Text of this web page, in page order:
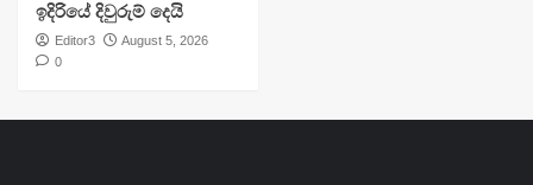
ඉදිරියේ දිවුරුම් දෙයි
Editor3
August 5, 2026
0